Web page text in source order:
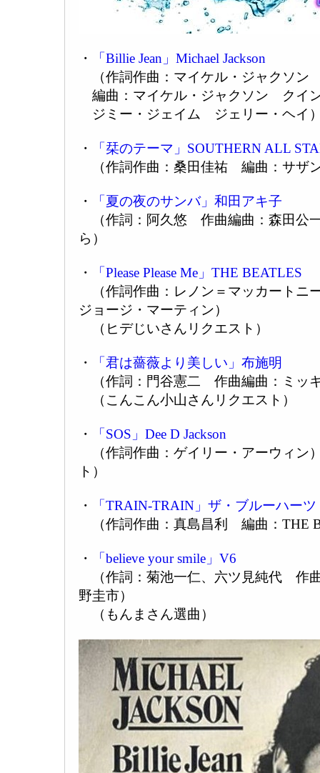
・
「Billie Jean」Michael Jackson
（作詞作曲：マイケル・ジャクソ
編曲：マイケル・ジャクソン クイ
ジミー・ジェイム ジェリー・ヘイ
・
「栞のテーマ」SOUTHERN ALL
（作詞作曲：桑田佳祐 編曲：サザ
・
「夏の夜のサンバ」和田アキ子
（作詞：阿久悠 作曲編曲：森田公
ら）
・
「Please Please Me」THE BEATLES
（作詞作曲：レノン＝マッカートニ
ジョージ・マーティン）
（ヒデじいさんリクエスト）
・
「君は薔薇より美しい」布施明
（作詞：門谷憲二 作曲編曲：ミッ
（こんこん小山さんリクエスト）
・
「SOS」Dee D Jackson
（作詞作曲：ゲイリー・アーウィン
ト）
・
「TRAIN-TRAIN」ザ・ブルーハーツ
（作詞作曲：真島昌利 編曲：THE
・
「believe your smile」V6
（作詞：菊池一仁、六ツ見純代 作
野圭市）
（もんまさん選曲）